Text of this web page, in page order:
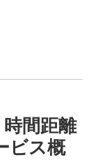
間距離
ビス概